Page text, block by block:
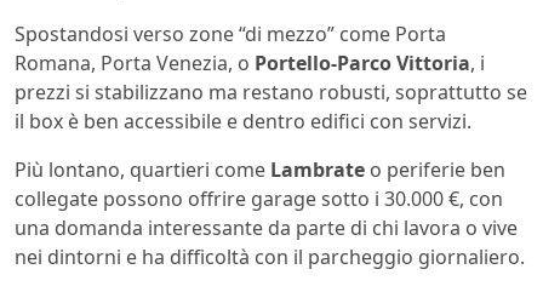
Spostandosi verso zone “di mezzo” come Porta
Romana, Porta Venezia, o Portello-Parco Vittoria, i
prezzi si stabilizzano ma restano robusti, soprattutto se
il box è ben accessibile e dentro edifici con servizi.
Più lontano, quartieri come Lambrate o periferie ben
collegate possono offrire garage sotto i 30.000 €, con
una domanda interessante da parte di chi lavora o vive
nei dintorni e ha difficoltà con il parcheggio giornaliero.